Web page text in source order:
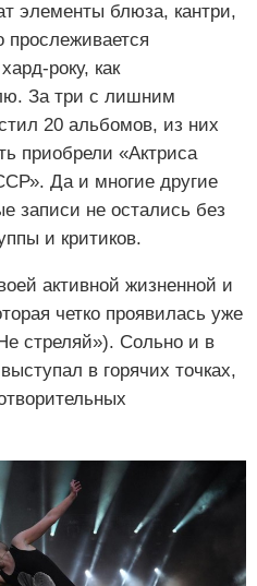
элементы блюза, кантри,
прослеживается
року, как
За три с лишним
20 альбомов, из них
приобрели «Актриса
Да и многие другие
записи не остались без
и критиков.
активной жизненной и
четко проявилась уже
стреляй»). Сольно и в
в горячих точках,